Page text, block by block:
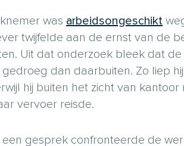
was arbeidsongeschikt
twijfelde aan de ernst van de
Uit dat onderzoek bleek dat
dan daarbuiten. Zo liep
hij buiten het zicht van
vervoer reisde.
een gesprek confronteerde de